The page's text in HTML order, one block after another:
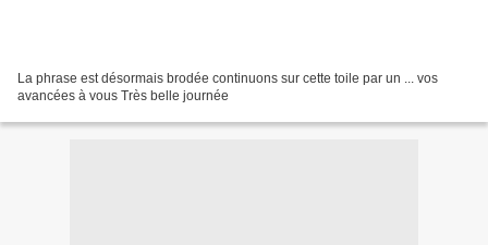
La phrase est désormais brodée continuons sur cette toile par un ... vos
avancées à vous Très belle journée